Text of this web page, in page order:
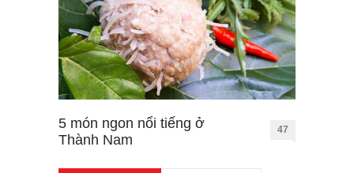
5 món ngon nổi tiếng ở
Thành Nam
47